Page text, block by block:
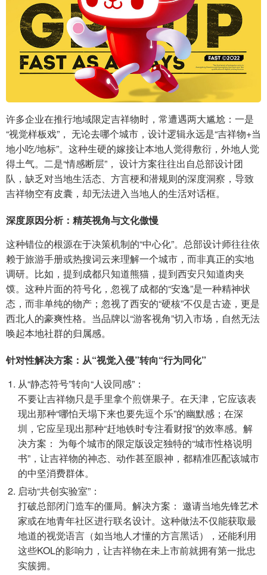
许多企业在推行地域限定吉祥物时，常遭遇两大尴尬：一是
“视觉样板戏”， 无论去哪个城市，设计逻辑永远是“吉祥物+当
地小吃/地标”。这种生硬的嫁接让本地人觉得敷衍，外地人觉
得土气。二是“情感断层”， 设计方案往往出自总部设计团
队，缺乏对当地生活态、方言梗和潜规则的深度洞察，导致
吉祥物空有皮囊，却无法进入当地人的生活对话框。
深度原因分析：精英视角与文化傲慢
这种错位的根源在于决策机制的“中心化”。总部设计师往往依
赖于旅游手册或热搜词云来理解一个城市，而非真正的实地
调研。比如，提到成都只知道熊猫，提到西安只知道肉夹
馍。这种片面的符号化，忽视了成都的“安逸”是一种精神状
态，而非单纯的物产；忽视了西安的“硬核”不仅是古迹，更是
西北人的豪爽性格。当品牌以“游客视角”切入市场，自然无法
唤起本地社群的归属感。
针对性解决方案：从“视觉入侵”转向“行为同化”
从“静态符号”转向“人设同感”：
不要让吉祥物只是手里拿个煎饼果子。在天津，它应该表
现出那种“哪怕天塌下来也要先逗个乐”的幽默感；在深
圳，它应呈现出那种“赶地铁时专注看财报”的效率感。解
决方案： 为每个城市的限定版设定独特的“城市性格说明
书”，让吉祥物的神态、动作甚至眼神，都精准匹配该城市
的中坚消费群体。
启动“共创实验室”：
打破总部闭门造车的僵局。解决方案： 邀请当地先锋艺术
家或在地青年社区进行联名设计。这种做法不仅能获取最
地道的视觉语言（如当地人才懂的方言黑话），还能利用
这些KOL的影响力，让吉祥物在未上市前就拥有第一批忠
实簇拥。